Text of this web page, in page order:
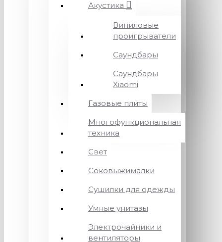
Акустика
Виниловые
проигрыватели
Саундбары
Саундбары
Xiaomi
Газовые плиты
Многофункциональная
техника
Свет
Соковыжималки
Сушилки для одежды
Умные унитазы
Электрочайники и
вентиляторы